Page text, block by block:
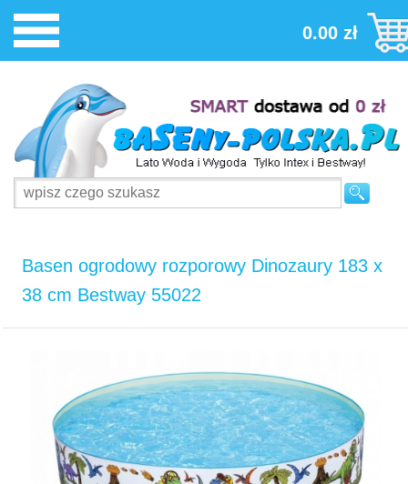
0.00 zł
Basen ogrodowy rozporowy Dinozaury 183 x
38 cm Bestway 55022